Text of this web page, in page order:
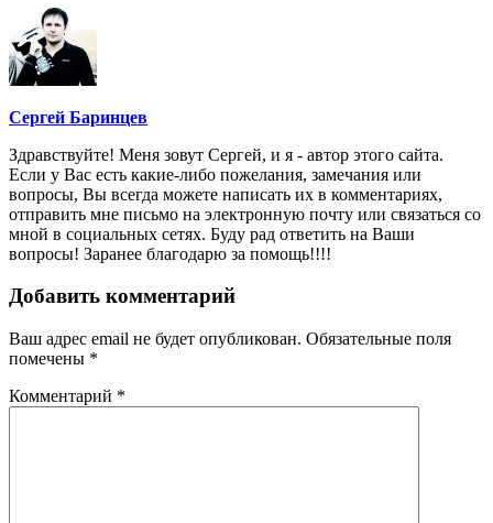
Сергей Баринцев
Здравствуйте! Меня зовут Сергей, и я - автор этого сайта.
Если у Вас есть какие-либо пожелания, замечания или
вопросы, Вы всегда можете написать их в комментариях,
отправить мне письмо на электронную почту или связаться со
мной в социальных сетях. Буду рад ответить на Ваши
вопросы! Заранее благодарю за помощь!!!!
Добавить комментарий
Ваш адрес email не будет опубликован. Обязательные поля
помечены *
Комментарий *